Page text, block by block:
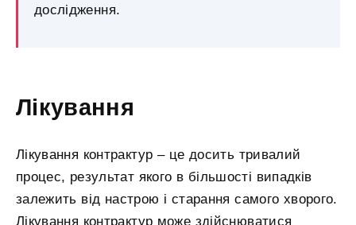
дослідження.
Лікування
Лікування контрактур – це досить тривалий
процес, результат якого в більшості випадків
залежить від настрою і старання самого хворого.
Лікування контрактур може здійснюватися